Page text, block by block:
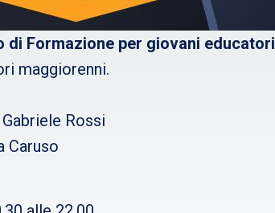
di Formazione per giovani educatori
maggiorenni.
Rossi
Caruso